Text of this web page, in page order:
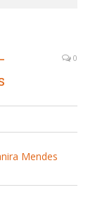
0
Mendes